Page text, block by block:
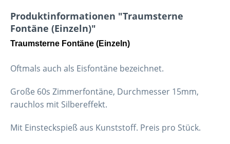
Produktinformationen "Traumsterne
Fontäne (Einzeln)"
Traumsterne Fontäne (Einzeln)
Oftmals auch als Eisfontäne bezeichnet.
Große 60s Zimmerfontäne, Durchmesser 15mm,
rauchlos mit Silbereffekt.
Mit Einsteckspieß aus Kunststoff. Preis pro Stück.